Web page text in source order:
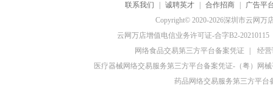
联系我们
诚聘英才 合作招商
广告平
Copyright© 2020-2026深圳市云网万
云网万店增值电信业务许可证-合字B2-20210115
网络食品交易第三方平台备案凭证
经
医疗器械网络交易服务第三方平台备案凭证-（粤）网
药品网络交易服务第三方平台